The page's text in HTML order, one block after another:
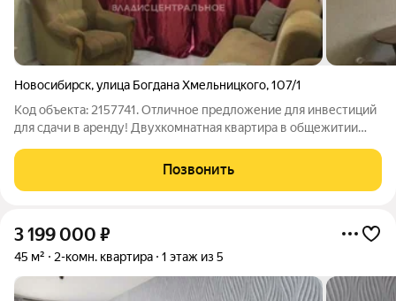
Новосибирск,улица Богдана Хмельницкого,107/1
Код объекта: 2157741. Отличное предложение для инвестиций
для сдачи в аренду! Двухкомнатная квартира в общежитии
поэтому сдавать в аренду можно каждую комнату отдельно,
как студию. Мебель и техника
Позвонить
3 199 000 ₽
45 м² 2-комн. квартира 1 этаж из 5